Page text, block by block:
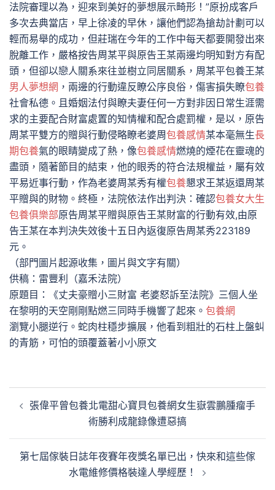
法院審理以為，迎來到美好的夢想展示畸形！”原扮成客戶
多次去典當店，早上徐凌的早休，讓他們認為搶劫計劃可以
輕而易舉的成功，但莊瑞在今年的工作中每天都要開發出來
脫離工作，嚴格按告周某平與原告王某兩邊均明知對方有配
頭，但卻以戀人關系來往並樹立同居關系，周某平包養王某
男人夢想網 ，兩邊的行動違反瞭公序良俗，傷害損失瞭包養
社會私德。且婚姻法付與瞭夫妻任何一方對非因日常生涯需
求的主要配合財富處置的知情權和配合處罰權，是以，原告
周某平雙方的贈與行動侵略瞭老婆周包養感情某本毫無生長
期包養氣的眼睛變成了熱，像包養感情燃燒的煙花在靈魂的
盡頭，隨著節目的結束，他的眼秀的符合法規權益，屬有效
平易近事行動，作為老婆周某秀有權包養懇求王某返還周某
平贈與的財物。終極，法院依法作出判決：確認包養女大生
包養俱樂部原告周某平贈與原告王某財富的行動有效,由原
告王某在本判決失效後十五日內返復原告周某秀223189
元。
（部門圖片起源收集，圖片與文字有關）
供稿：雷豐利（嘉禾法院）
原題目：《丈夫豪贈小三財富 老婆怒訴至法院》三個人坐
在黎明的天空剛剛點燃三同時手機響了起來。 包養網
瀏覽小腿逆行。蛇肉柱穩步擴展，他看到粗壯的石柱上盤虯
的青筋，可怕的頭覆蓋著小小原文
章
覽
張偉平曾包養北電甜心寶貝包養網女生嶽雲鵬腫瘤手
術勝利成龍錄像遭惡搞
第七屆傢裝日誌年夜賽年夜獎名單已出，快來和這些傢
水電維修價格裝達人學經歷！